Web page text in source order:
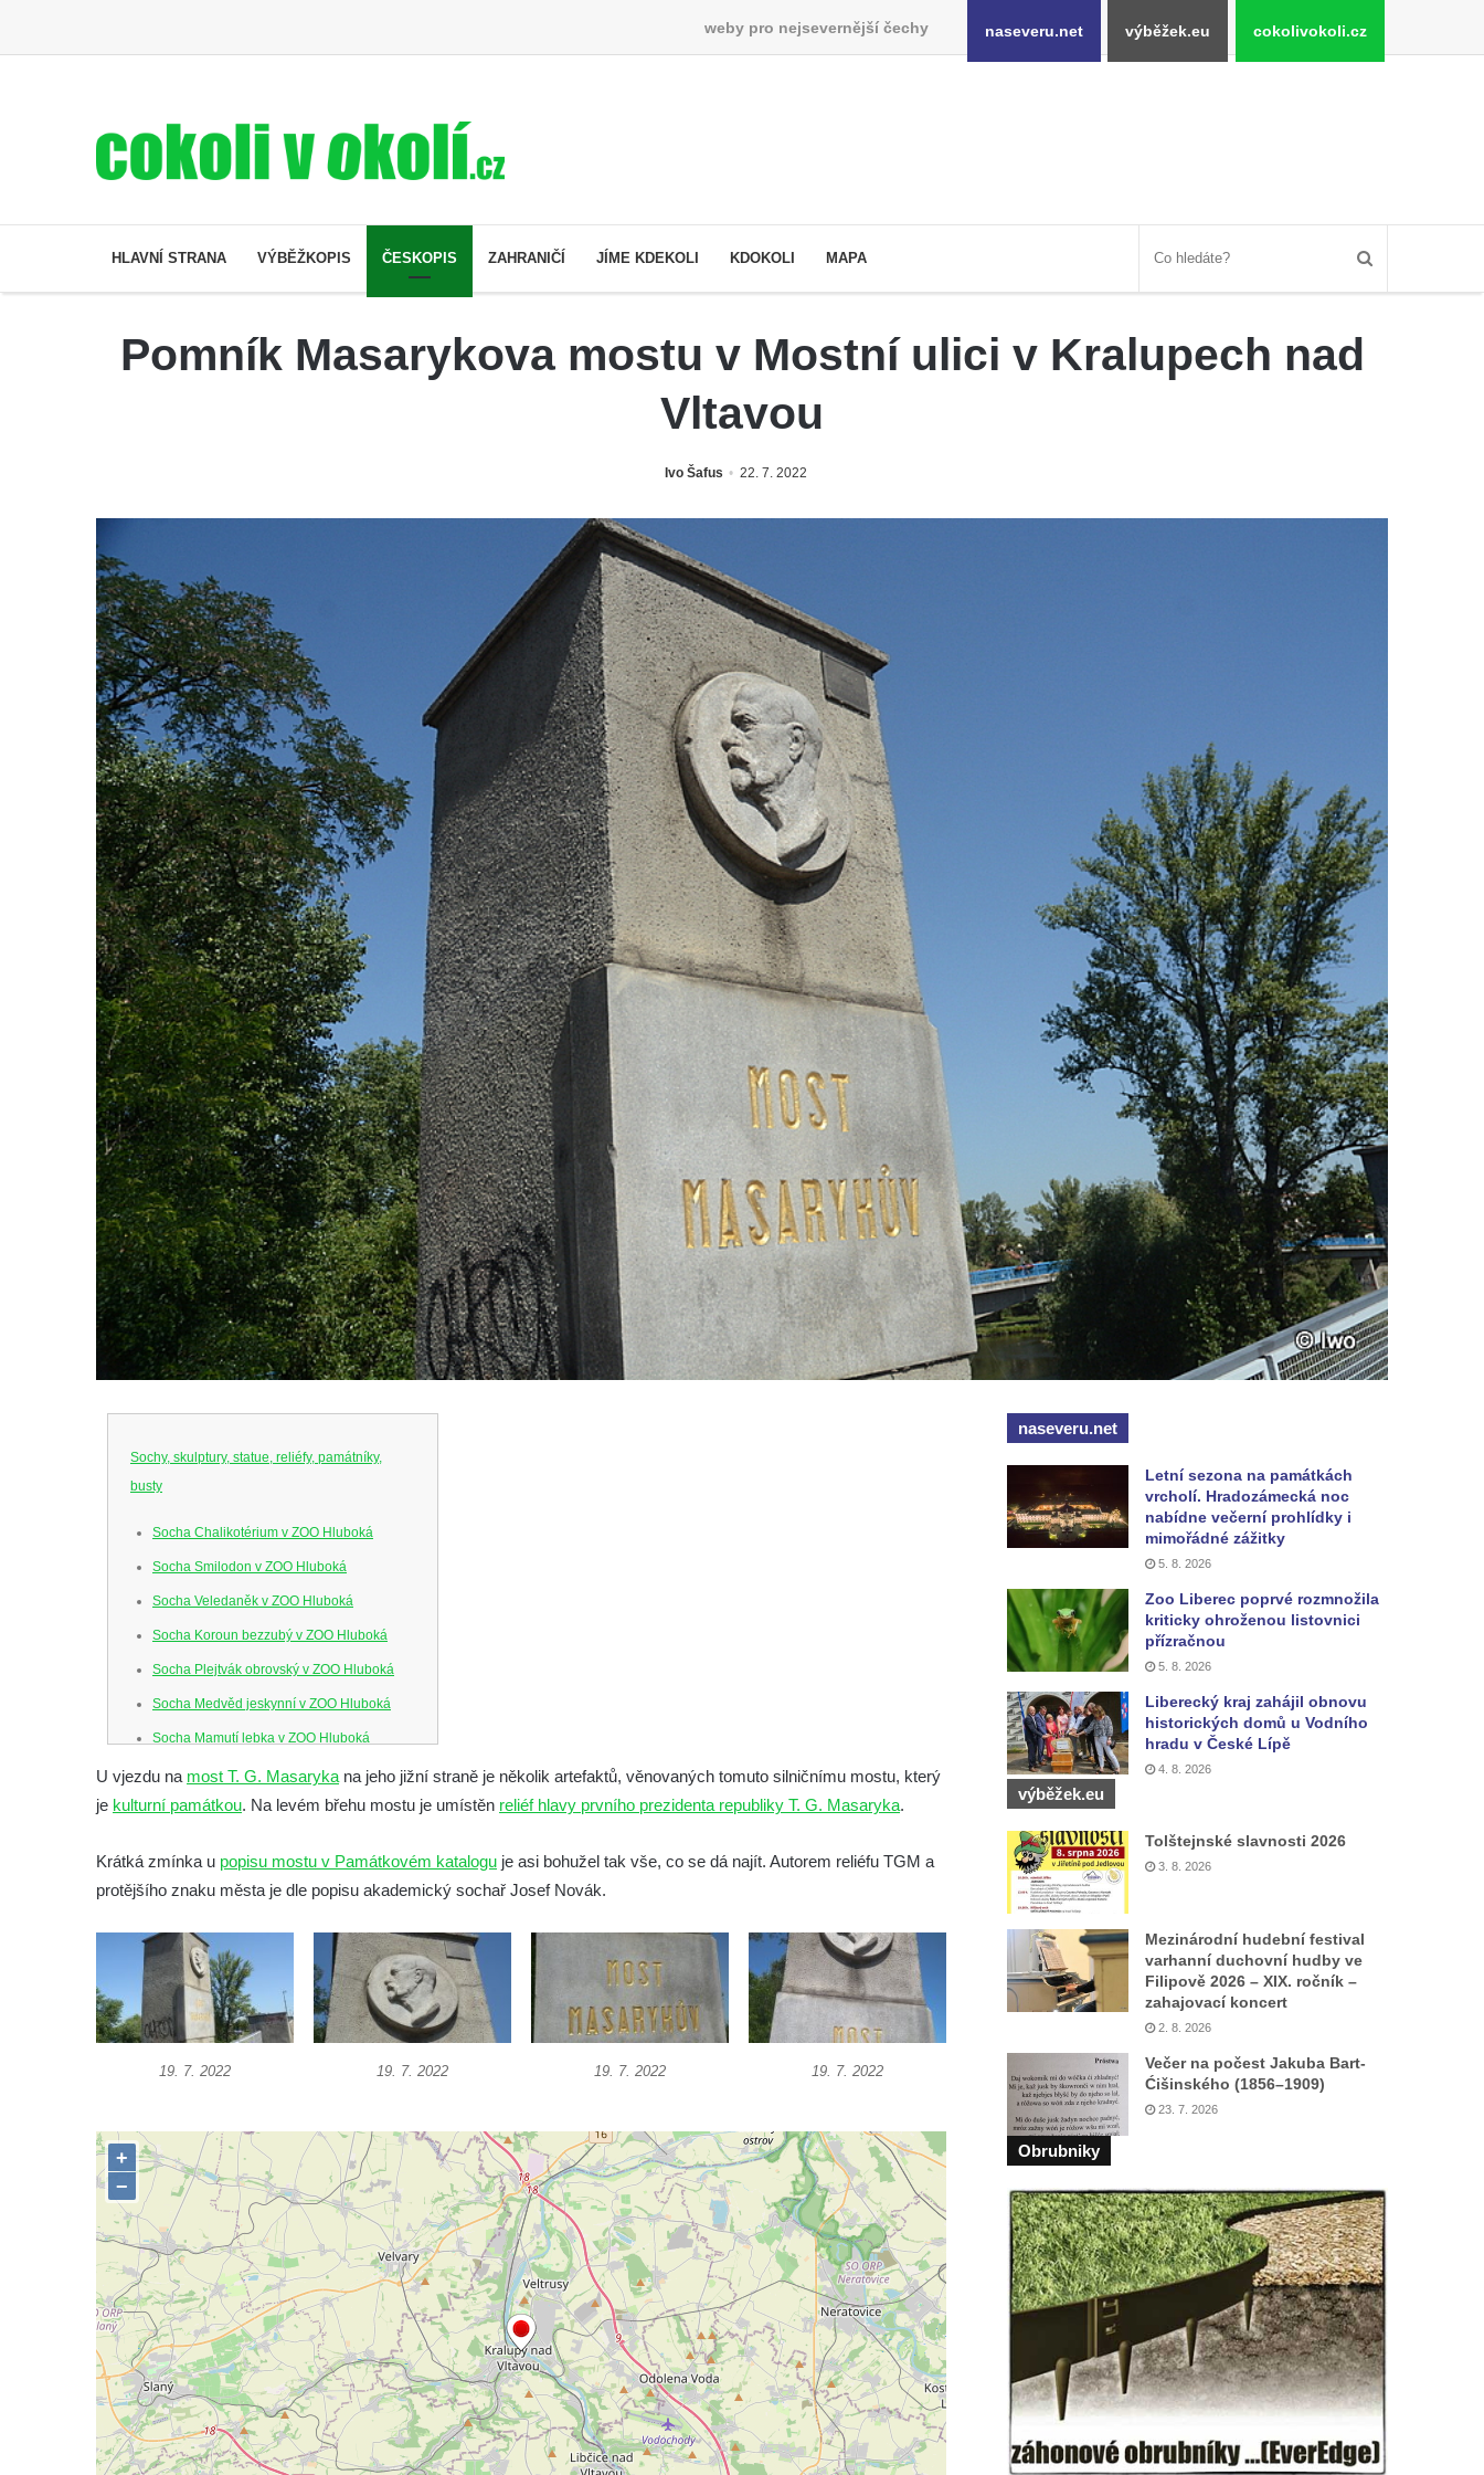
weby pro nejsevernější čechy naseveru.net výběžek.eu cokolivokoli.cz
HLAVNÍ STRANA VÝBĚŽKOPIS ČESKOPIS ZAHRANIČÍ JÍME KDEKOLI KDOKOLI MAPA
Pomník Masarykova mostu v Mostní ulici v Kralupech nad
Vltavou
Ivo Šafus 22. 7. 2022
Sochy, skulptury, statue, reliéfy, památníky,
busty
Socha Chalikotérium v ZOO Hluboká
Socha Smilodon v ZOO Hluboká
Socha Veledaněk v ZOO Hluboká
Socha Koroun bezzubý v ZOO Hluboká
Socha Plejtvák obrovský v ZOO Hluboká
Socha Medvěd jeskynní v ZOO Hluboká
Socha Mamutí lebka v ZOO Hluboká
Socha Mamut srstnatý v ZOO Hluboká
Socha Orel v ZOO Hluboká
Socha Přátelství v ZOO Hluboká
Socha Lišky v ZOO Hluboká
Socha Kudlanka v ZOO Hluboká
Socha Vlčice s mládětem v ZOO Hluboká
Socha Rys číhající na srnu v ZOO Hluboká
Socha Orlice v ZOO Hluboká
Socha Želva v ZOO Hluboká
Socha Kozorožec horský v ZOO Hluboká
Socha Včela v ZOO Hluboká
Socha Housenka v ZOO Hluboká
Socha Nosorožík v ZOO Hluboká
Socha Rosomák v ZOO Hluboká
Socha Beruška v ZOO Hluboká
Socha Vážka v ZOO Hluboká
Socha Volavka v ZOO Hluboká
Flamingo trůn v ZOO Hluboká
U vjezdu na most T. G. Masaryka na jeho jižní straně je několik artefaktů, věnovaných tomuto silničnímu mostu, který
je kulturní památkou. Na levém břehu mostu je umístěn reliéf hlavy prvního prezidenta republiky T. G. Masaryka.
Krátká zmínka u popisu mostu v Památkovém katalogu je asi bohužel tak vše, co se dá najít. Autorem reliéfu TGM a
protějšího znaku města je dle popisu akademický sochař Josef Novák.
19. 7. 2022 19. 7. 2022 19. 7. 2022 19. 7. 2022
naseveru.net
Letní sezona na památkách
vrcholí. Hradozámecká noc
nabídne večerní prohlídky i
mimořádné zážitky
5. 8. 2026
Zoo Liberec poprvé rozmnožila
kriticky ohroženou listovnici
přízračnou
5. 8. 2026
Liberecký kraj zahájil obnovu
historických domů u Vodního
hradu v České Lípě
4. 8. 2026
výběžek.eu
Tolštejnské slavnosti 2026
3. 8. 2026
Mezinárodní hudební festival
varhanní duchovní hudby ve
Filipově 2026 – XIX. ročník –
zahajovací koncert
2. 8. 2026
Večer na počest Jakuba Bart-
Ćišinského (1856–1909)
23. 7. 2026
Obrubniky